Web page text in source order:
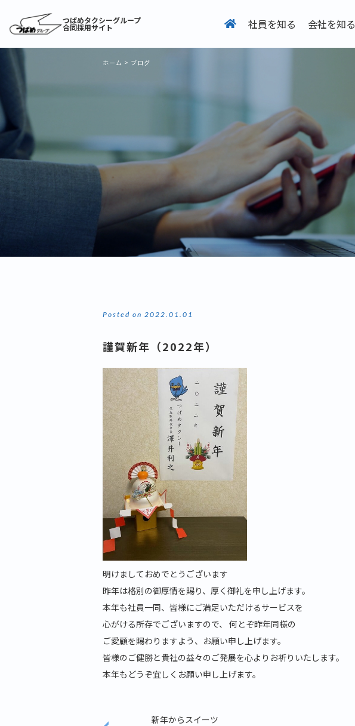
つばめタクシーグループ
合同採用サイト 社員を知る 会社を知る
ホーム > ブログ
Posted on 2022.01.01
謹賀新年（2022年）
明けましておめでとうございます
昨年は格別の御厚情を賜り、厚く御礼を申し上げます。
本年も社員一同、皆様にご満足いただけるサービスを
心がける所存でございますので、 何とぞ昨年同様の
ご愛顧を賜わりますよう、お願い申し上げます。
皆様のご健勝と貴社の益々のご発展を心よりお祈りいたします。
本年もどうぞ宜しくお願い申し上げます。
新年からスイーツ